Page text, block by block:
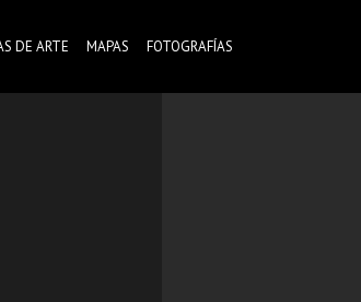
DE ARTE MAPAS FOTOGRAFÍAS